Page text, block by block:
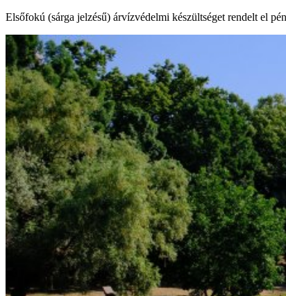
Elsőfokú (sárga jelzésű) árvízvédelmi készültséget rendelt el